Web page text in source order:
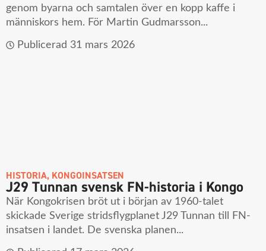
genom byarna och samtalen över en kopp kaffe i
människors hem. För Martin Gudmarsson...
Publicerad 31 mars 2026
HISTORIA, KONGOINSATSEN
J29 Tunnan svensk FN-historia i Kongo
När Kongokrisen bröt ut i början av 1960-talet
skickade Sverige stridsflygplanet J29 Tunnan till FN-
insatsen i landet. De svenska planen...